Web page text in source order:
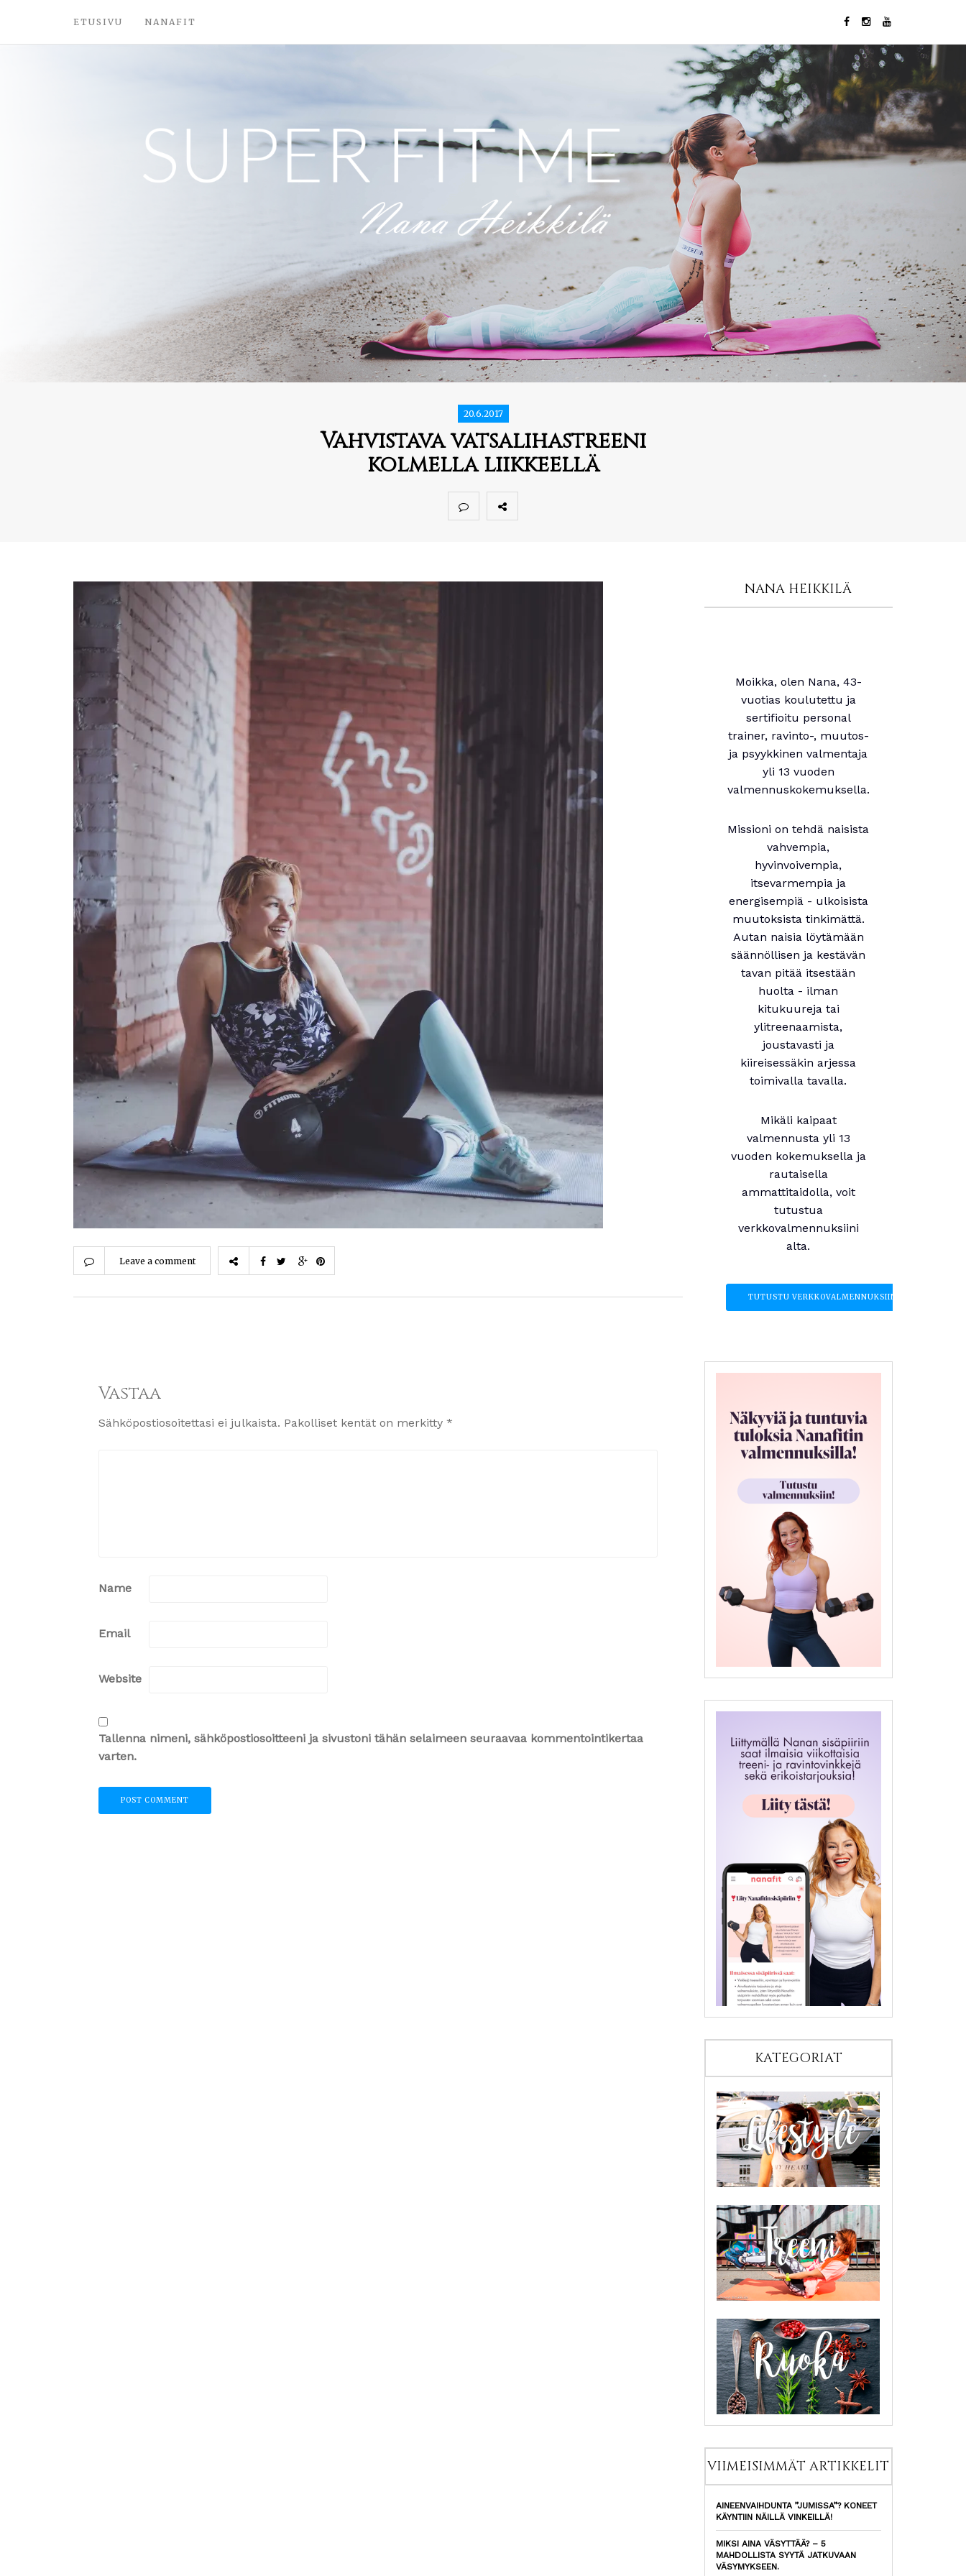
ETUSIVU NANAFIT
20.6.2017
Vahvistava vatsalihastreeni
kolmella liikkeellä
Leave a comment
Vastaa
Sähköpostiosoitettasi ei julkaista. Pakolliset kentät on merkitty *
Name
Email
Website
Tallenna nimeni, sähköpostiosoitteeni ja sivustoni tähän selaimeen seuraavaa kommentointikertaa
varten.
NANA HEIKKILÄ
Moikka, olen Nana, 43-
vuotias koulutettu ja
sertifioitu personal
trainer, ravinto-, muutos-
ja psyykkinen valmentaja
yli 13 vuoden
valmennuskokemuksella.
Missioni on tehdä naisista
vahvempia,
hyvinvoivempia,
itsevarmempia ja
energisempiä - ulkoisista
muutoksista tinkimättä.
Autan naisia löytämään
säännöllisen ja kestävän
tavan pitää itsestään
huolta - ilman
kitukuureja tai
ylitreenaamista,
joustavasti ja
kiireisessäkin arjessa
toimivalla tavalla.
Mikäli kaipaat
valmennusta yli 13
vuoden kokemuksella ja
rautaisella
ammattitaidolla, voit
tutustua
verkkovalmennuksiini
alta.
TUTUSTU VERKKOVALMENNUKSIIN
KATEGORIAT
VIIMEISIMMÄT ARTIKKELIT
AINEENVAIHDUNTA ”JUMISSA”? KONEET
KÄYNTIIN NÄILLÄ VINKEILLÄ!
MIKSI AINA VÄSYTTÄÄ? – 5
MAHDOLLISTA SYYTÄ JATKUVAAN
VÄSYMYKSEEN.